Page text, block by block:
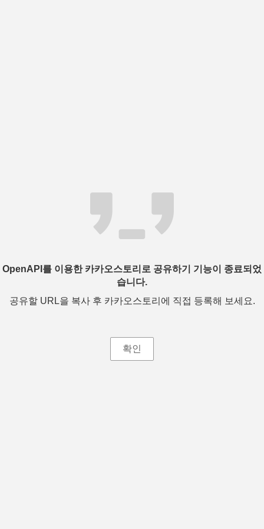
OpenAPI를 이용한 카카오스토리로 공유하기 기능이 종료되었
습니다.
공유할 URL을 복사 후 카카오스토리에 직접 등록해 보세요.
확인